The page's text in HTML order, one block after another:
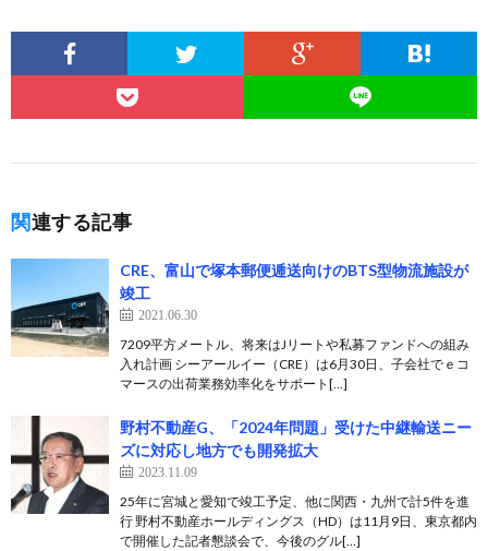
関連する記事
CRE、富山で塚本郵便逓送向けのBTS型物流施設が
竣工
2021.06.30
7209平方メートル、将来はJリートや私募ファンドへの組み
入れ計画 シーアールイー（CRE）は6月30日、子会社でｅコ
マースの出荷業務効率化をサポート[…]
野村不動産G、「2024年問題」受けた中継輸送ニー
ズに対応し地方でも開発拡大
2023.11.09
25年に宮城と愛知で竣工予定、他に関西・九州で計5件を進
行 野村不動産ホールディングス（HD）は11月9日、東京都内
で開催した記者懇談会で、今後のグル[…]